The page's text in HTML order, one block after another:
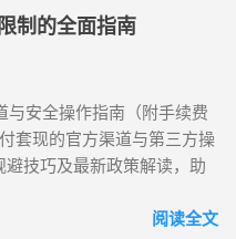
测技巧 金额控制 ：单次
模拟真实消费周期 场景多元
、电商购...
蔽性”。如果你直接扫描自
为违规套现。以下是 2026
一、 2026 个人自操作三
T+1 / T+2 话费/流量代充
黄金/硬通货模式 支付宝黄
作日 二、 深度步骤：花呗
旗舰店挑选一款热门手机
制的全面指南
与安全操作指南（附手续费
套现的官方渠道与第三方操
技巧及最新政策解读，助
禁止直接套现（引用央行
阅读全文